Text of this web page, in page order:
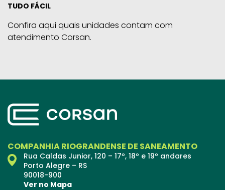
TUDO FÁCIL
Confira aqui quais unidades contam com
atendimento Corsan.
COMPANHIA RIOGRANDENSE DE SANEAMENTO
Rua Caldas Junior, 120 – 17º, 18º e 19º andares
Porto Alegre – RS
90018-900
Ver no Mapa